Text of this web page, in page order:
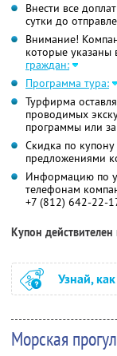
Внести все
сутки до
Внимание!
которые указаны
граждан:
Программа тура:
Турфирма
проводимых
программы или
Скидка по
предложениями
Информацию по
телефонам
+7 (812) 642-22-
Купон
Узнай,
Морская